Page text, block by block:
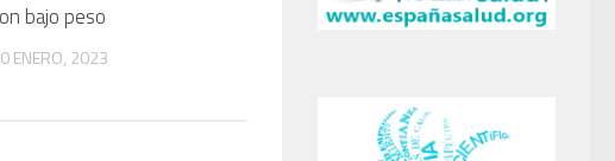
bajo peso
ENERO, 2023